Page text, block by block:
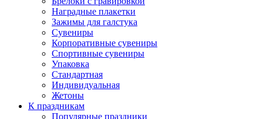
Наградные плакетки
Зажимы для галстука
Сувениры
Корпоративные сувениры
Спортивные сувениры
Упаковка
Стандартная
Индивидуальная
Жетоны
К праздникам
Популярные праздники